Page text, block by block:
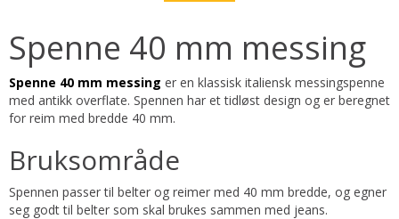
Spenne 40 mm messing
Spenne 40 mm messing er en klassisk italiensk messingspenne
med antikk overflate. Spennen har et tidløst design og er beregnet
for reim med bredde 40 mm.
Bruksområde
Spennen passer til belter og reimer med 40 mm bredde, og egner
seg godt til belter som skal brukes sammen med jeans.